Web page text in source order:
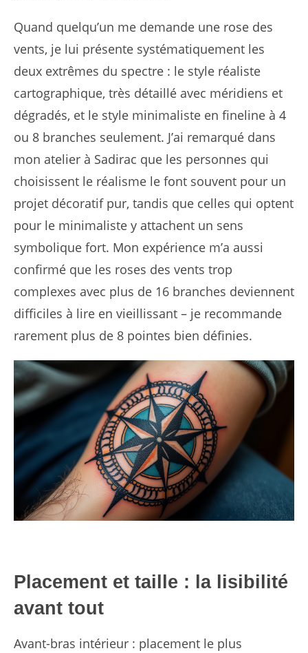
Quand quelqu’un me demande une rose des
vents, je lui présente systématiquement les
deux extrêmes du spectre : le style réaliste
cartographique, très détaillé avec méridiens et
dégradés, et le style minimaliste en fineline à 4
ou 8 branches seulement. J’ai remarqué dans
mon atelier à Sadirac que les personnes qui
choisissent le réalisme le font souvent pour un
projet décoratif pur, tandis que celles qui optent
pour le minimaliste y attachent un sens
symbolique fort. Mon expérience m’a aussi
confirmé que les roses des vents trop
complexes avec plus de 16 branches deviennent
difficiles à lire en vieillissant – je recommande
rarement plus de 8 pointes bien définies.
Placement et taille : la lisibilité
avant tout
Avant-bras intérieur : placement le plus